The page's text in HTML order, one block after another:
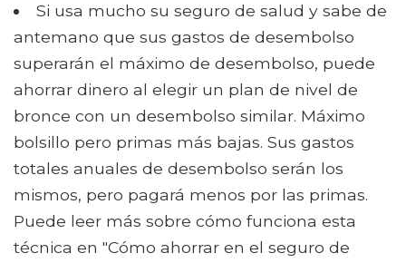
Si usa mucho su seguro de salud y sabe de
antemano que sus gastos de desembolso
superarán el máximo de desembolso, puede
ahorrar dinero al elegir un plan de nivel de
bronce con un desembolso similar. Máximo
bolsillo pero primas más bajas. Sus gastos
totales anuales de desembolso serán los
mismos, pero pagará menos por las primas.
Puede leer más sobre cómo funciona esta
técnica en "Cómo ahorrar en el seguro de